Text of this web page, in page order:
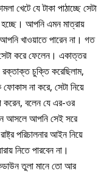
খেটে যে টাকা পাঠাচ্ছে সেটা
হচ্ছে। আপনি এমন মাত্রায়
খাওয়াতে পারেন না। গত
করে ফেলেন। একাত্তর
রক্তাক্ত চুক্তি করেছিলাম,
না করে, সেটা নিয়ে
বলেন যে এর-ওর
আসলে আপনি সেই সরে
পরিচালনার আইন নিয়ে
নিতে পারবেন না।
তুলা মানে তো আর